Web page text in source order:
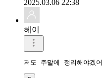
2025.03.06 22:38
헤이
저도 주말에 정리해야겠어